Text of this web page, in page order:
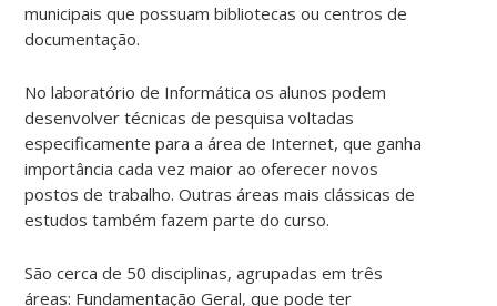
municipais que possuam bibliotecas ou centros de
documentação.
No laboratório de Informática os alunos podem
desenvolver técnicas de pesquisa voltadas
especificamente para a área de Internet, que ganha
importância cada vez maior ao oferecer novos
postos de trabalho. Outras áreas mais clássicas de
estudos também fazem parte do curso.
São cerca de 50 disciplinas, agrupadas em três
áreas: Fundamentação Geral, que pode ter